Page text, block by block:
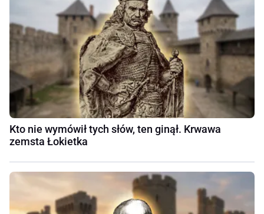
Kto nie wymówił tych słów, ten ginął. Krwawa
zemsta Łokietka